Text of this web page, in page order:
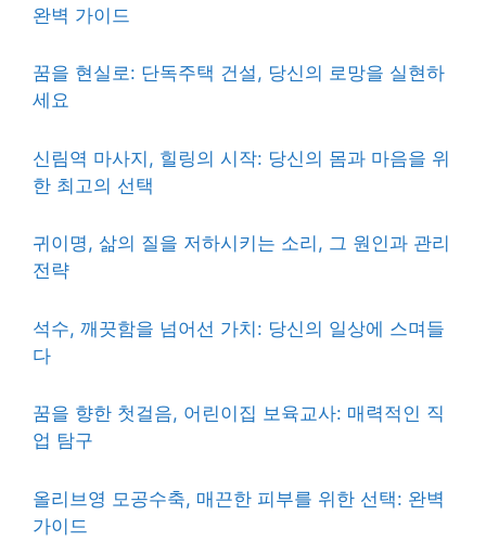
완벽 가이드
꿈을 현실로: 단독주택 건설, 당신의 로망을 실현하
세요
신림역 마사지, 힐링의 시작: 당신의 몸과 마음을 위
한 최고의 선택
귀이명, 삶의 질을 저하시키는 소리, 그 원인과 관리
전략
석수, 깨끗함을 넘어선 가치: 당신의 일상에 스며들
다
꿈을 향한 첫걸음, 어린이집 보육교사: 매력적인 직
업 탐구
올리브영 모공수축, 매끈한 피부를 위한 선택: 완벽
가이드